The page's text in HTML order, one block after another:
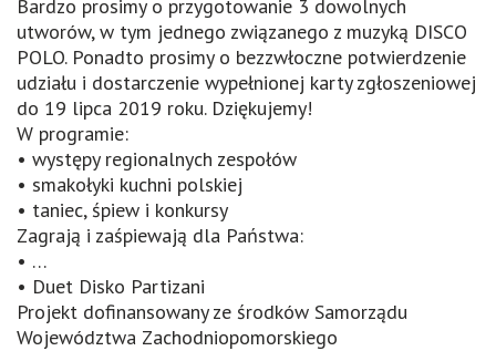
Bardzo prosimy o przygotowanie 3 dowolnych
utworów, w tym jednego związanego z muzyką DISCO
POLO. Ponadto prosimy o bezzwłoczne potwierdzenie
udziału i dostarczenie wypełnionej karty zgłoszeniowej
do 19 lipca 2019 roku. Dziękujemy!
W programie:
• występy regionalnych zespołów
• smakołyki kuchni polskiej
• taniec, śpiew i konkursy
Zagrają i zaśpiewają dla Państwa:
• …
• Duet Disko Partizani
Projekt dofinansowany ze środków Samorządu
Województwa Zachodniopomorskiego